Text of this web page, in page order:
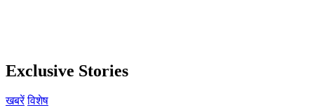
Exclusive Stories
खबरें विशेष